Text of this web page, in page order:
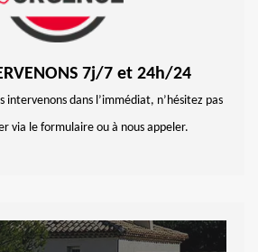
7j/7 et 24h/24
intervenons dans l’immédiat, n’hésitez pas
via le formulaire ou à nous appeler.